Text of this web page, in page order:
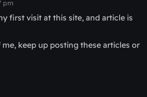
pm
first visit at this site, and article is
keep up posting these articles or